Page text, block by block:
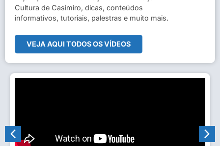
Cultura de Casimiro, dicas, conteúdos
informativos, tutoriais, palestras e muito mais.
VEJA AQUI TODOS OS VÍDEOS